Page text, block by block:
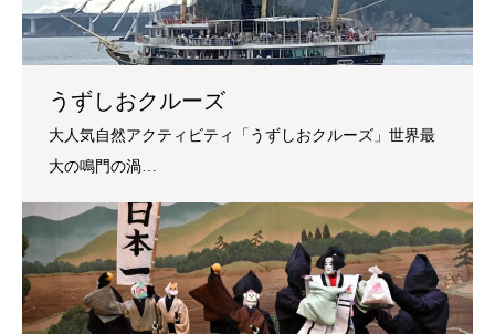
うずしおクルーズ